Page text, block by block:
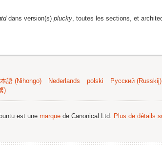
dans version(s) plucky, toutes les sections, et
本語 (Nihongo) Nederlands polski Русский (Russkij)
)
est une marque de Canonical Ltd. Plus de détails